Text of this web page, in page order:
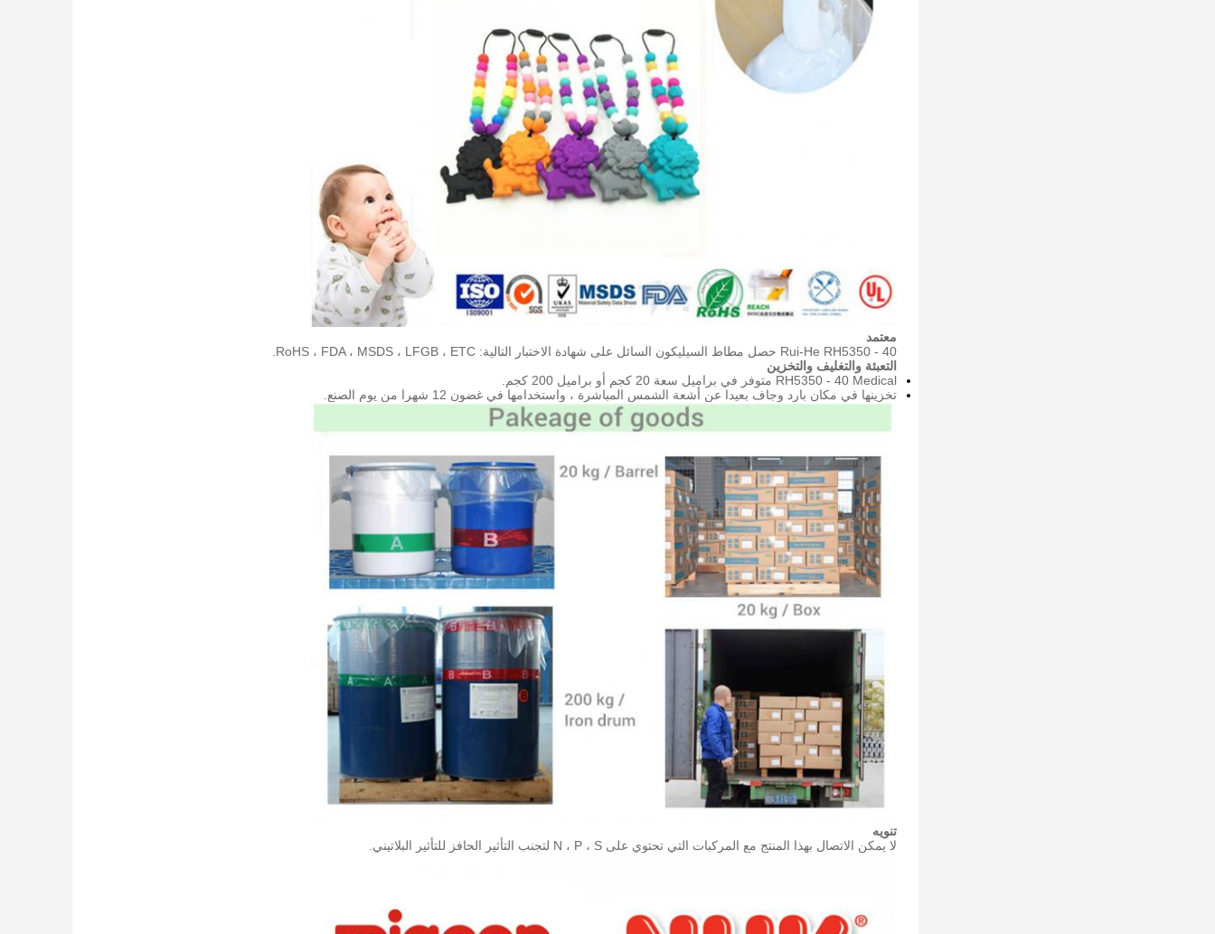
معتمد
Rui-He RH5350 - 40 حصل مطاط السيليكون السائل على شهادة الاختبار التالية: RoHS ، FDA ، MSDS ، LFGB ، ETC.
التعبئة والتغليف والتخزين
RH5350 - 40 Medical متوفر في براميل سعة 20 كجم أو براميل 200 كجم.
تخزينها في مكان بارد وجاف بعيدا عن أشعة الشمس المباشرة ، واستخدامها في غضون 12 شهرا من يوم الصنع.
تنويه
لا يمكن الاتصال بهذا المنتج مع المركبات التي تحتوي على N ، P ، S لتجنب التأثير الحافز للتأثير البلاتيني.